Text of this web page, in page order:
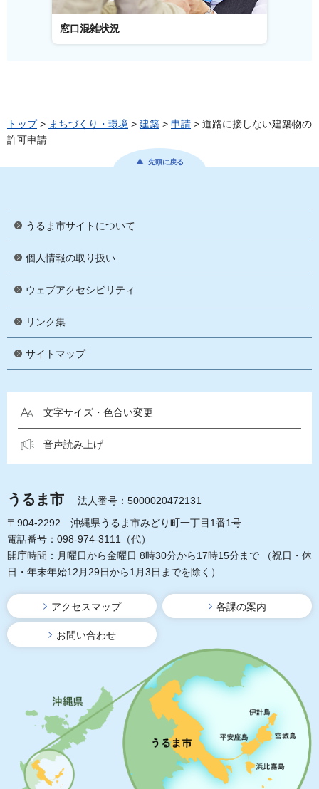
窓口混雑状況
トップ> まちづくり・環境 > 建築 > 申請 > 道路に接しない建築物の
許可申請
先頭に戻る
うるま市サイトについて
個人情報の取り扱い
ウェブアクセシビリティ
リンク集
サイトマップ
文字サイズ・色合い変更
音声読み上げ
うるま市
法人番号：5000020472131
〒904-2292 沖縄県うるま市みどり町一丁目1番1号
電話番号：098-974-3111（代）
開庁時間：月曜日から金曜日 8時30分から17時15分まで
（祝日・休
日・年末年始12月29日から1月3日までを除く）
アクセスマップ 各課の案内
お問い合わせ